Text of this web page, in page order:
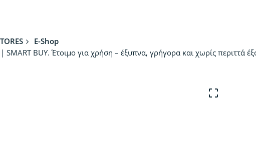
E-Shop
BUY. Έτοιμο για χρήση – έξυπνα, γρήγορα και χωρίς περιττά